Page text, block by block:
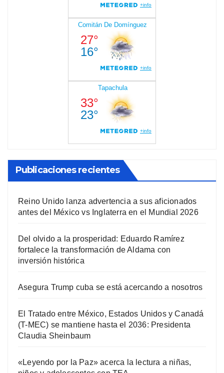
Publicaciones recientes
Reino Unido lanza advertencia a sus aficionados
antes del México vs Inglaterra en el Mundial 2026
Del olvido a la prosperidad: Eduardo Ramírez
fortalece la transformación de Aldama con
inversión histórica
Asegura Trump cuba se está acercando a nosotros
El Tratado entre México, Estados Unidos y Canadá
(T-MEC) se mantiene hasta el 2036: Presidenta
Claudia Sheinbaum
«Leyendo por la Paz» acerca la lectura a niñas,